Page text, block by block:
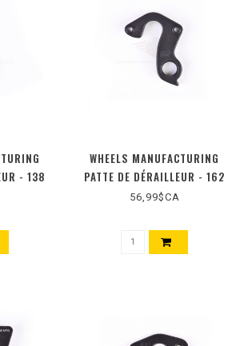
- 138
WHEELS MANUFACTURING
PATTE DE DÉRAILLEUR - 162
56,99$CA